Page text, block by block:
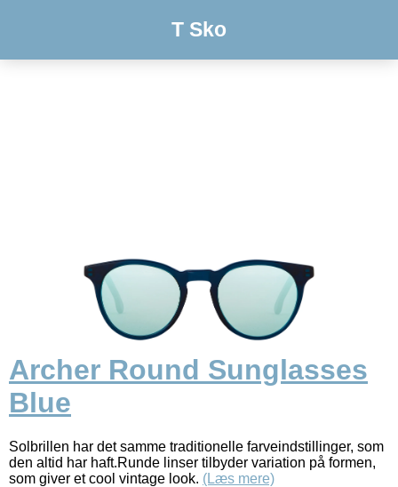
T Sko
Archer Round Sunglasses
Blue
Solbrillen har det samme traditionelle farveindstillinger, som
den altid har haft.Runde linser tilbyder variation på formen,
som giver et cool vintage look. (Læs mere)